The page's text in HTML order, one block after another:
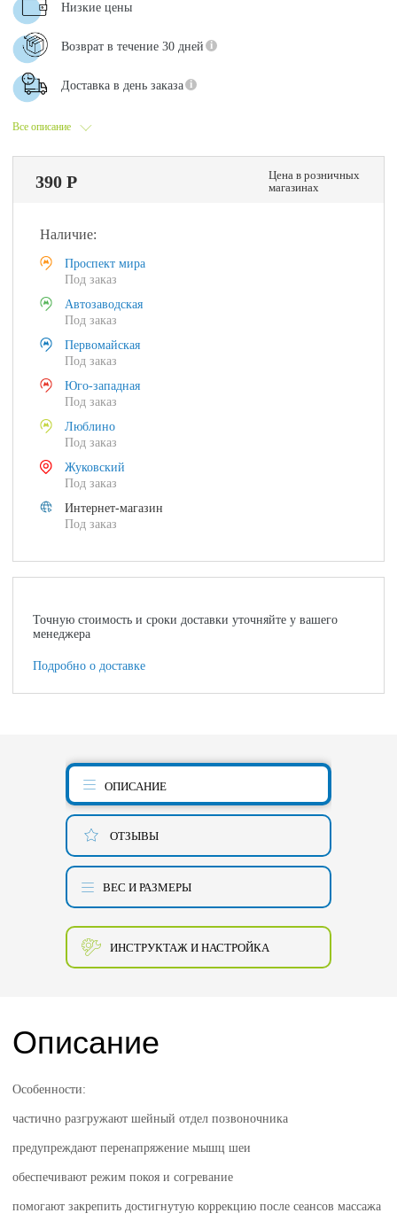
Все описание
Низкие цены
Возврат в течение 30 дней
Доставка в день заказа
390 Р
Цена в розничных
магазинах
Наличие:
Проспект мира
Под заказ
Автозаводская
Под заказ
Первомайская
Под заказ
Юго-западная
Под заказ
Люблино
Под заказ
Жуковский
Под заказ
Интернет-магазин
Под заказ
Точную стоимость и сроки доставки уточняйте у вашего
менеджера
Подробно о доставке
ОПИСАНИЕ
ОТЗЫВЫ
ВЕС И РАЗМЕРЫ
ИНСТРУКТАЖ И НАСТРОЙКА
Описание
Особенности:
частично разгружают шейный отдел позвоночника
предупреждают перенапряжение мышц шеи
обеспечивают режим покоя и согревание
помогают закрепить достигнутую коррекцию после сеансов массажа